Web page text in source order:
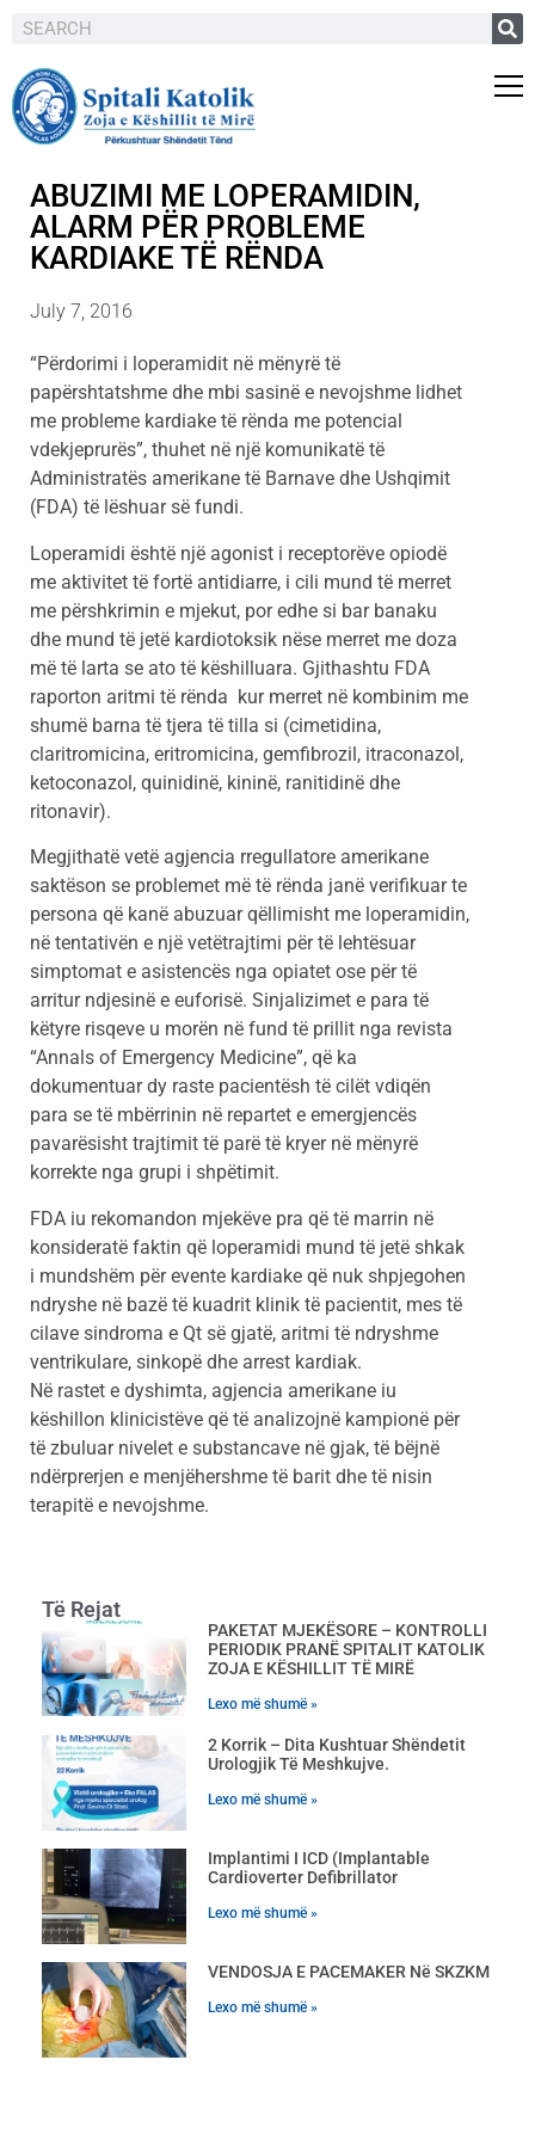
ABUZIMI ME LOPERAMIDIN,
ALARM PËR PROBLEME
KARDIAKE TË RËNDA
July 7, 2016
“Përdorimi i loperamidit në mënyrë të
papërshtatshme dhe mbi sasinë e nevojshme lidhet
me probleme kardiake të rënda me potencial
vdekjeprurës”, thuhet në një komunikatë të
Administratës amerikane të Barnave dhe Ushqimit
(FDA) të lëshuar së fundi.
Loperamidi është një agonist i receptorëve opiodë
me aktivitet të fortë antidiarre, i cili mund të merret
me përshkrimin e mjekut, por edhe si bar banaku
dhe mund të jetë kardiotoksik nëse merret me doza
më të larta se ato të këshilluara. Gjithashtu FDA
raporton aritmi të rënda kur merret në kombinim me
shumë barna të tjera të tilla si (cimetidina,
claritromicina, eritromicina, gemfibrozil, itraconazol,
ketoconazol, quinidinë, kininë, ranitidinë dhe
ritonavir).
Megjithatë vetë agjencia rregullatore amerikane
saktëson se problemet më të rënda janë verifikuar te
persona që kanë abuzuar qëllimisht me loperamidin,
në tentativën e një vetëtrajtimi për të lehtësuar
simptomat e asistencës nga opiatet ose për të
arritur ndjesinë e euforisë. Sinjalizimet e para të
këtyre risqeve u morën në fund të prillit nga revista
“Annals of Emergency Medicine”, që ka
dokumentuar dy raste pacientësh të cilët vdiqën
para se të mbërrinin në repartet e emergjencës
pavarësisht trajtimit të parë të kryer në mënyrë
korrekte nga grupi i shpëtimit.
FDA iu rekomandon mjekëve pra që të marrin në
konsideratë faktin që loperamidi mund të jetë shkak
i mundshëm për evente kardiake që nuk shpjegohen
ndryshe në bazë të kuadrit klinik të pacientit, mes të
cilave sindroma e Qt së gjatë, aritmi të ndryshme
ventrikulare, sinkopë dhe arrest kardiak.
Në rastet e dyshimta, agjencia amerikane iu
këshillon klinicistëve që të analizojnë kampionë për
të zbuluar nivelet e substancave në gjak, të bëjnë
ndërprerjen e menjëhershme të barit dhe të nisin
terapitë e nevojshme.
Të Rejat
PAKETAT MJEKËSORE – KONTROLLI
PERIODIK PRANË SPITALIT KATOLIK
ZOJA E KËSHILLIT TË MIRË
Lexo më shumë »
2 Korrik – Dita Kushtuar Shëndetit
Urologjik Të Meshkujve.
Lexo më shumë »
Implantimi I ICD (Implantable
Cardioverter Defibrillator
Lexo më shumë »
VENDOSJA E PACEMAKER Në SKZKM
Lexo më shumë »